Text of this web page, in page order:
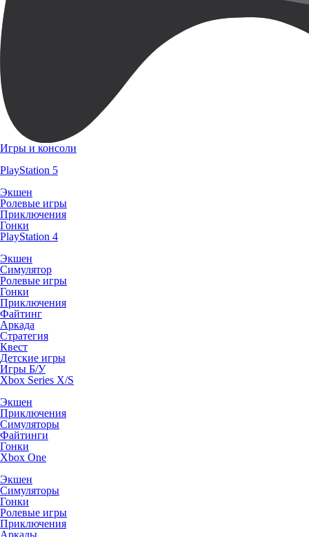
Игры и консоли
PlayStation 5
Экшен
Ролевые игры
Приключения
Гонки
PlayStation 4
Экшен
Симулятор
Ролевые игры
Гонки
Приключения
Файтинг
Аркада
Стратегия
Квест
Детские игры
Игры Б/У
Xbox Series X/S
Экшен
Приключения
Симуляторы
Файтинги
Гонки
Xbox One
Экшен
Симуляторы
Гонки
Ролевые игры
Приключения
Аркады